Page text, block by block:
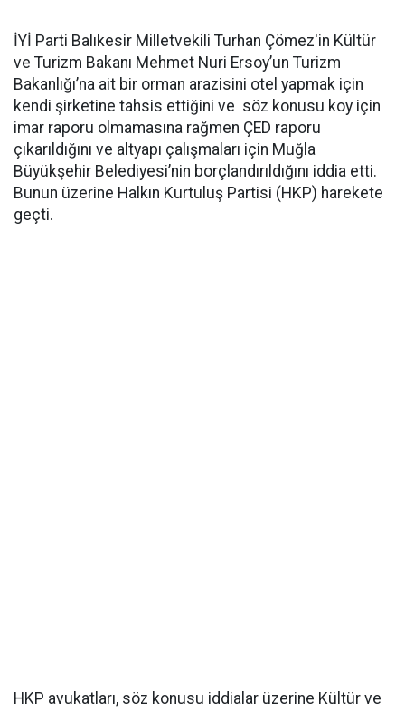
İYİ Parti Balıkesir Milletvekili Turhan Çömez'in Kültür
ve Turizm Bakanı Mehmet Nuri Ersoy’un Turizm
Bakanlığı’na ait bir orman arazisini otel yapmak için
kendi şirketine tahsis ettiğini ve söz konusu koy için
imar raporu olmamasına rağmen ÇED raporu
çıkarıldığını ve altyapı çalışmaları için Muğla
Büyükşehir Belediyesi’nin borçlandırıldığını iddia etti.
Bunun üzerine Halkın Kurtuluş Partisi (HKP) harekete
geçti.
HKP avukatları, söz konusu iddialar üzerine Kültür ve